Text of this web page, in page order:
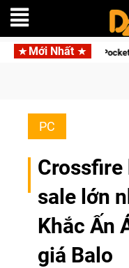
Mới Nhất
3 Ngay Hôm Nay
PC
sale lớn
Khắc Ấn
giá Balo